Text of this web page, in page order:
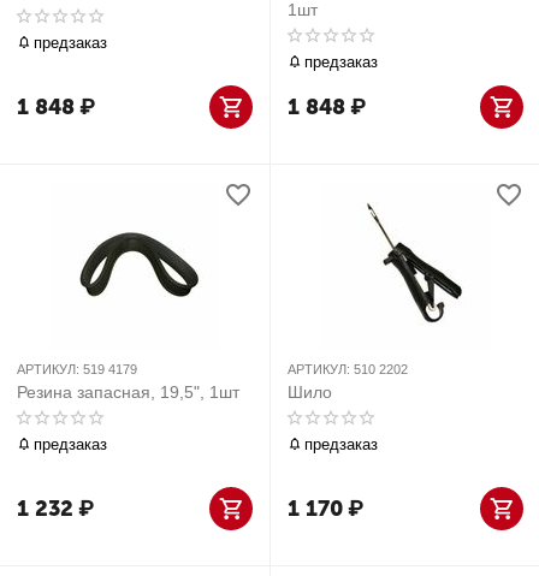
предзаказ
1 848₽
1шт
предзаказ
1 848₽
АРТИКУЛ: 519 4179
Резина запасная, 19,5", 1шт
предзаказ
1 232 ₽
АРТИКУЛ: 510 2202
Шило
предзаказ
1 170₽